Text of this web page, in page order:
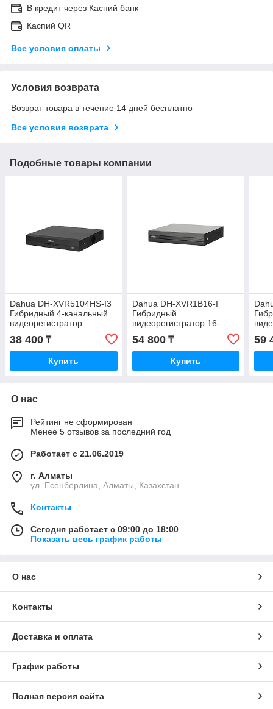
В кредит через Каспий банк
Каспий QR
Все условия оплаты
Условия возврата
Возврат товара в течение 14 дней бесплатно
Все условия возврата
Подобные товары компании
Dahua DH-XVR5104HS-I3
Гибридный 4-канальный
видеорегистратор
38 400 ₸
Купить
Dahua DH-XVR1B16-I
Гибридный
видеорегистратор 16-
канальный
54 800₸
Купить
59
О нас
Рейтинг не сформирован
Менее 5 отзывов за последний год
Работает с 21.06.2019
г. Алматы
ул. Есенберлина, Алматы, Казахстан
Контакты
Сегодня работает с 09:00 до 18:00
Показать весь график работы
О нас
Контакты
Доставка и оплата
График работы
Полная версия сайта